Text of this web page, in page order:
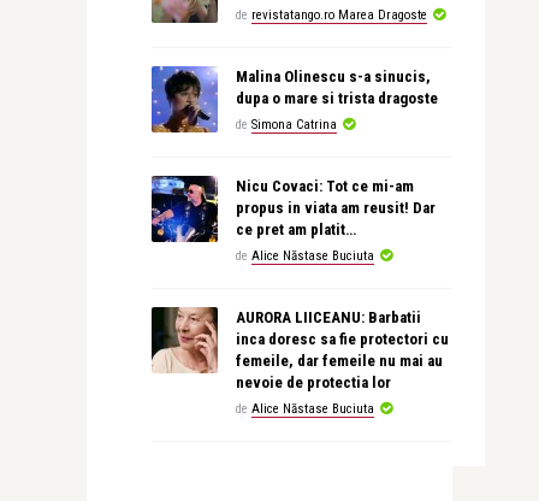
de revistatango.ro Marea Dragoste
Malina Olinescu s-a sinucis,
dupa o mare si trista dragoste
de Simona Catrina
Nicu Covaci: Tot ce mi-am
propus in viata am reusit! Dar
ce pret am platit…
de Alice Năstase Buciuta
AURORA LIICEANU: Barbatii
inca doresc sa fie protectori cu
femeile, dar femeile nu mai au
nevoie de protectia lor
de Alice Năstase Buciuta